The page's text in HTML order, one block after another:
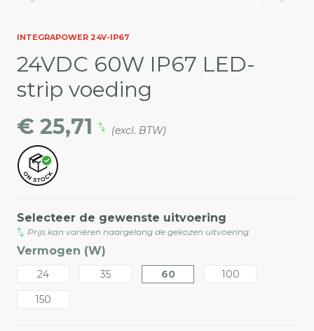
INTEGRAPOWER 24V-IP67
24VDC 60W IP67 LED-
strip voeding
€ 25,71
(excl. BTW)
Selecteer de gewenste uitvoering
Prijs kan variëren naargelang de gekozen uitvoering
Vermogen (W)
24 35 60
100
150